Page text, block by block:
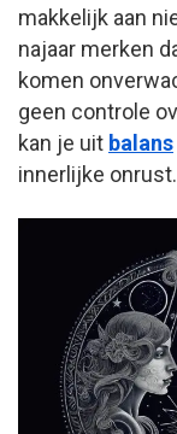
makkelijk aan
najaar merken
komen
geen controle
kan je uit balans
innerlijke onrust.